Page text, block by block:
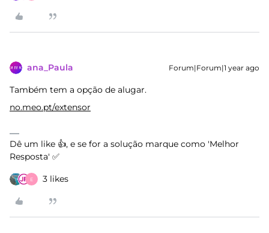
ana_Paula Forum|Forum|1 year ago
Também tem a opção de alugar.
no.meo.pt/extensor
Dê um like 👍, e se for a solução marque como 'Melhor
Resposta' ✅
E 3 likes